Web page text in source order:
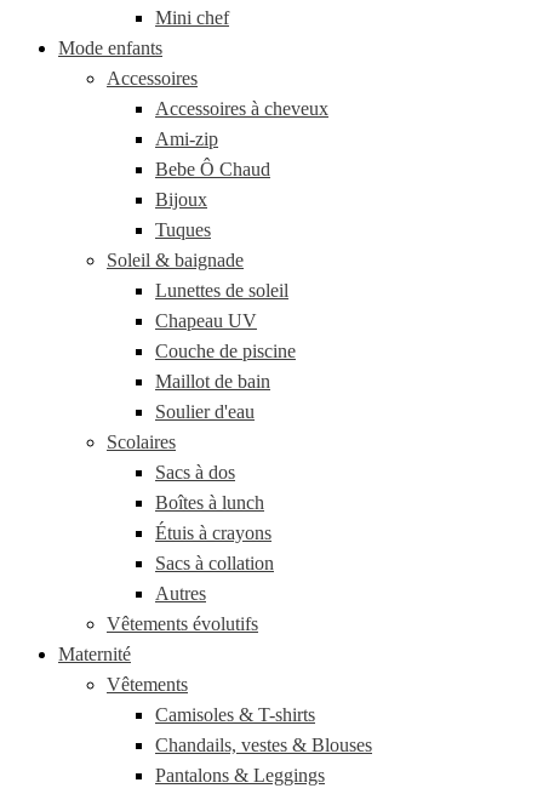
Mini chef
Mode enfants
Accessoires
Accessoires à cheveux
Ami-zip
Bebe Ô Chaud
Bijoux
Tuques
Soleil & baignade
Lunettes de soleil
Chapeau UV
Couche de piscine
Maillot de bain
Soulier d'eau
Scolaires
Sacs à dos
Boîtes à lunch
Étuis à crayons
Sacs à collation
Autres
Vêtements évolutifs
Maternité
Vêtements
Camisoles & T-shirts
Chandails, vestes & Blouses
Pantalons & Leggings